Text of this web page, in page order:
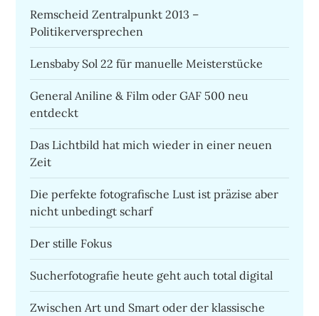
Remscheid Zentralpunkt 2013 –
Politikerversprechen
Lensbaby Sol 22 für manuelle Meisterstücke
General Aniline & Film oder GAF 500 neu
entdeckt
Das Lichtbild hat mich wieder in einer neuen
Zeit
Die perfekte fotografische Lust ist präzise aber
nicht unbedingt scharf
Der stille Fokus
Sucherfotografie heute geht auch total digital
Zwischen Art und Smart oder der klassische